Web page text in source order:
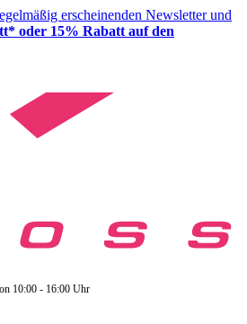
erscheinenden Newsletter und
oder 15% Rabatt auf den
10:00 - 16:00 Uhr